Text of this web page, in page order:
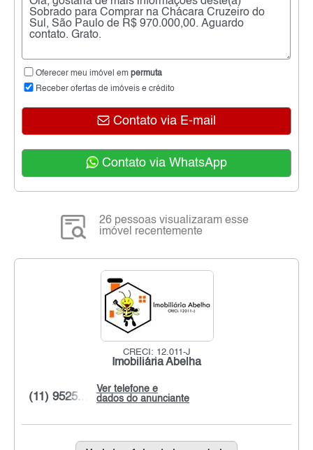
Oferecer meu imóvel em permuta
Receber ofertas de imóveis e crédito
Contato via E-mail
Contato via WhatsApp
26 pessoas visualizaram esse
imóvel recentemente
CRECI: 12.011-J
Imobiliária Abelha
Ver telefone e
dados do anunciante
(11) 9525...